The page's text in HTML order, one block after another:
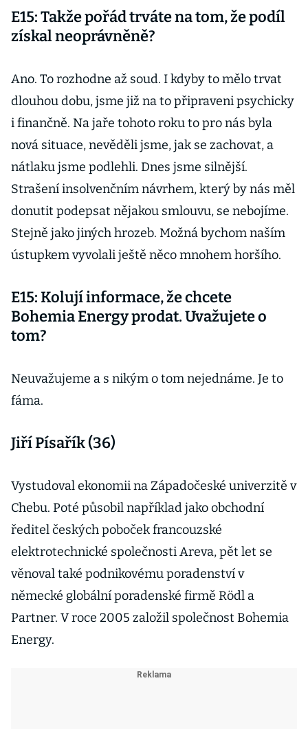
E15: Takže pořád trváte na tom, že podíl
získal neoprávněně?
Ano. To rozhodne až soud. I kdyby to mělo trvat
dlouhou dobu, jsme již na to připraveni psychicky
i finančně. Na jaře tohoto roku to pro nás byla
nová situace, nevěděli jsme, jak se zachovat, a
nátlaku jsme podlehli. Dnes jsme silnější.
Strašení insolvenčním návrhem, který by nás měl
donutit podepsat nějakou smlouvu, se nebojíme.
Stejně jako jiných hrozeb. Možná bychom naším
ústupkem vyvolali ještě něco mnohem horšího.
E15: Kolují informace, že chcete
Bohemia Energy prodat. Uvažujete o
tom?
Neuvažujeme a s nikým o tom nejednáme. Je to
fáma.
Jiří Písařík (36)
Vystudoval ekonomii na Západočeské univerzitě v
Chebu. Poté působil například jako obchodní
ředitel českých poboček francouzské
elektrotechnické společnosti Areva, pět let se
věnoval také podnikovému poradenství v
německé globální poradenské firmě Rödl a
Partner. V roce 2005 založil společnost Bohemia
Energy.